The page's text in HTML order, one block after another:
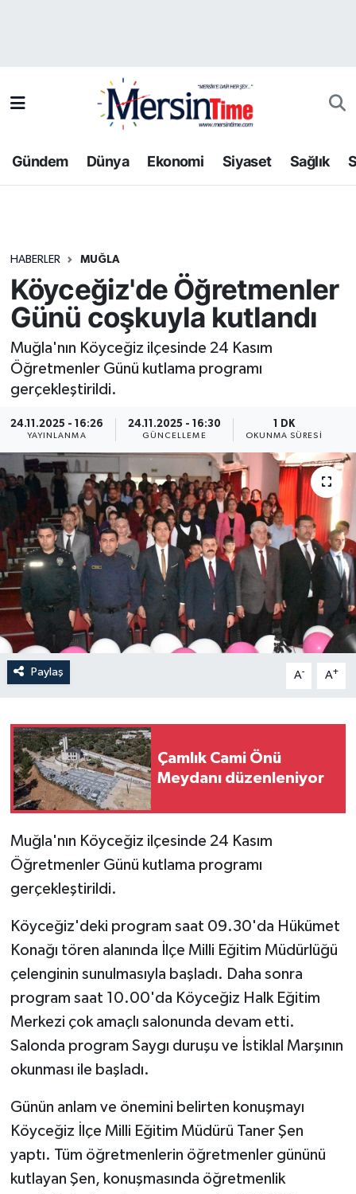
Gündem Dünya Ekonomi Siyaset Sağlık
HABERLER MUĞLA
Köyceğiz'de Öğretmenler
Günü coşkuyla kutlandı
Muğla'nın Köyceğiz ilçesinde 24 Kasım
Öğretmenler Günü kutlama programı
gerçekleştirildi.
24.11.2025 - 16:26
YAYINLANMA
24.11.2025 - 16:30
GÜNCELLEME
1 DK
OKUNMA SÜRESI
Paylaş A- A+
Çamlık Cami Önü
Meydanı düzenleniyor
Muğla'nın Köyceğiz ilçesinde 24 Kasım
Öğretmenler Günü kutlama programı
gerçekleştirildi.
Köyceğiz'deki program saat 09.30'da Hükümet
Konağı tören alanında İlçe Milli Eğitim Müdürlüğü
çelenginin sunulmasıyla başladı. Daha sonra
program saat 10.00'da Köyceğiz Halk Eğitim
Merkezi çok amaçlı salonunda devam etti.
Salonda program Saygı duruşu ve İstiklal Marşının
okunması ile başladı.
Günün anlam ve önemini belirten konuşmayı
Köyceğiz İlçe Milli Eğitim Müdürü Taner Şen
yaptı. Tüm öğretmenlerin öğretmenler gününü
kutlayan Şen, konuşmasında öğretmenlik
Bilim-Teknoloji
Dünya
Ekonomi
Gündem
Kültür-Sanat
Resmi İlan
Sağlık
Siyaset
Spor
Yaşam
Trafik Durumu
Tüm Manşetler
Haber Arşivi